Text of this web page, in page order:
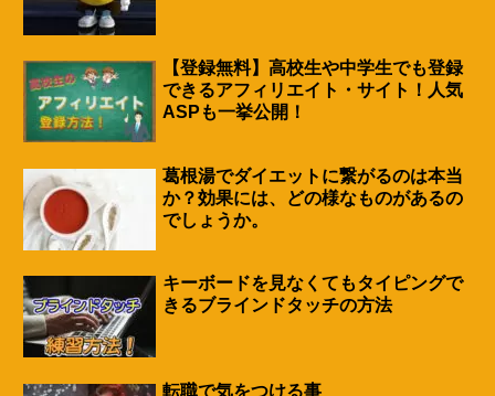
【登録無料】高校生や中学生でも登録
できるアフィリエイト・サイト！人気
ASPも一挙公開！
葛根湯でダイエットに繋がるのは本当
か？効果には、どの様なものがあるの
でしょうか。
キーボードを見なくてもタイピングで
きるブラインドタッチの方法
転職で気をつける事